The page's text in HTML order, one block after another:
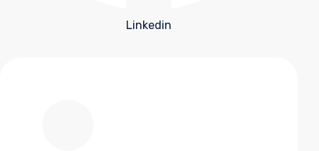
Linkedin